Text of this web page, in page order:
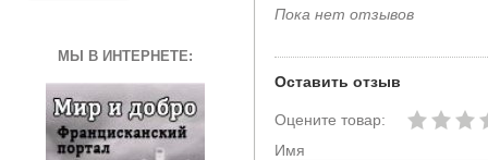
Пока нет отзывов
Оставить отзыв
Оцените товар:
Имя
МЫ В ИНТЕРНЕТЕ: